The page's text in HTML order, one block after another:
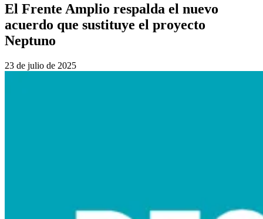
El Frente Amplio respalda el nuevo
acuerdo que sustituye el proyecto
Neptuno
23 de julio de 2025